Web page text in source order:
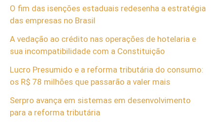
O fim das isenções estaduais redesenha a estratégia
das empresas no Brasil
A vedação ao crédito nas operações de hotelaria e
sua incompatibilidade com a Constituição
Lucro Presumido e a reforma tributária do consumo:
os R$ 78 milhões que passarão a valer mais
Serpro avança em sistemas em desenvolvimento
para a reforma tributária